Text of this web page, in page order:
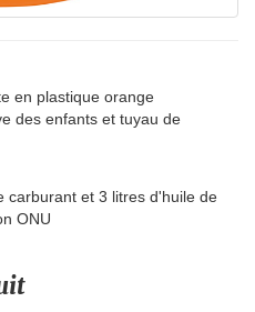
en plastique orange
des enfants et tuyau de
carburant et 3 litres d'huile de
ONU